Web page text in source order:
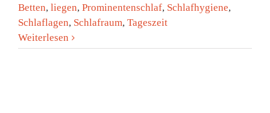
Betten, liegen, Prominentenschlaf, Schlafhygiene,
Schlaflagen, Schlafraum, Tageszeit
Weiterlesen